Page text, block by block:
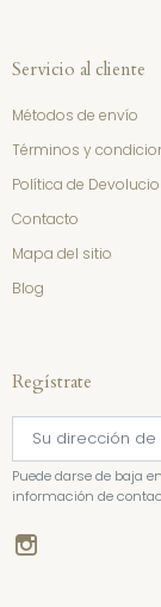
Servicio al cliente
Métodos de envío
Términos y
Política de
Contacto
Mapa del sitio
Blog
Regístrate
Puede darse de baja
información de